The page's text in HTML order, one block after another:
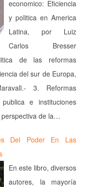
economico: Eficiencia
y politica en America
Latina, por Luiz
Carlos Bresser
de las reformas
del sur de Europa,
3. Reformas
e instituciones
perspectiva de la…
Del Poder En Las
En este libro, diversos
autores, la mayoría